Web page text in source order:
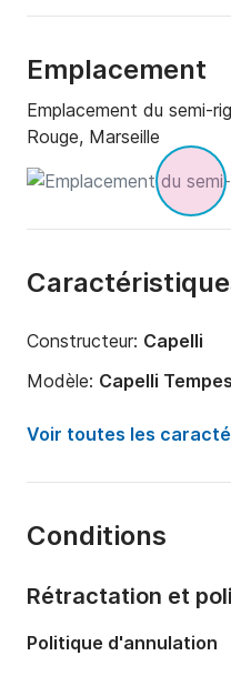
Emplacement
Emplacement du semi-
Rouge, Marseille
Constructeur: Capelli
Modèle: Capelli
Puissance moteur:
225cv
Capacité à bord:
Voir toutes les
Conditions
Rétractation et
Politique d'annulation